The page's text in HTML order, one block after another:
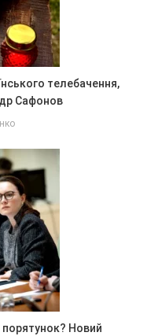
телебачення,
Сафонов
порятунок? Новий